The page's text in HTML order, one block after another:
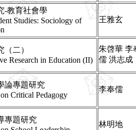
-教育社會學
Studies: Sociology of
王雅玄
（二）
Research in Education (II)
朱啓華 李
儒 洪志成
論專題研究
Critical Pedagogy
李奉儒
專題研究
林明地